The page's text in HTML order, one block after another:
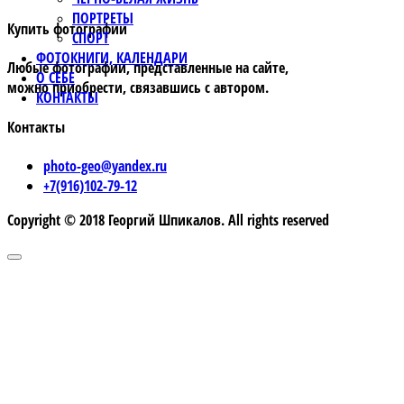
ПОРТРЕТЫ
СПОРТ
ФОТОКНИГИ, КАЛЕНДАРИ
О СЕБЕ
КОНТАКТЫ
Купить фотографии
Любые фотографии, представленные на сайте,
можно приобрести, связавшись с автором.
Контакты
photo-geo@yandex.ru
+7(916)102-79-12
Copyright © 2018 Георгий Шпикалов. All rights reserved